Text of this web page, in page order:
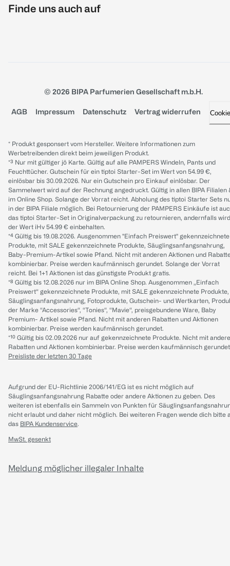
Finde uns auch auf
© 2026 BIPA Parfumerien Gesellschaft m.b.H.
AGB Impressum Datenschutz Vertrag widerrufen
* Produkt gesponsert vom Hersteller. Weitere Informationen zum
Werbetreibenden direkt beim jeweiligen Produkt.
*³ Nur mit gültiger jö Karte. Gültig auf alle PAMPERS Windeln, Pants und
Feuchttücher. Gutschein für ein tiptoi Starter-Set im Wert von 54.99 €,
einlösbar bis 30.09.2026. Nur ein Gutschein pro Einkauf einlösbar. Der
Sammelwert wird auf der Rechnung angedruckt. Gültig in allen BIPA Filialen
im Online Shop. Solange der Vorrat reicht. Abholung des tiptoi Starter Sets
in der BIPA Filiale möglich. Bei Retournierung der PAMPERS Einkäufe ist
das tiptoi Starter-Set in Originalverpackung zu retournieren, andernfalls wird
der Wert iHv 54.99 € einbehalten.
*⁴ Gültig bis 19.08.2026. Ausgenommen "Einfach Preiswert" gekennzeichnete
Produkte, mit SALE gekennzeichnete Produkte, Säuglingsanfangsnahrung,
Baby-Premium-Artikel sowie Pfand. Nicht mit anderen Aktionen und
kombinierbar. Preise werden kaufmännisch gerundet. Solange der Vorrat
reicht. Bei 1+1 Aktionen ist das günstigste Produkt gratis.
*⁸ Gültig bis 12.08.2026 nur im BIPA Online Shop. Ausgenommen „Einfach
Preiswert“ gekennzeichnete Produkte, mit SALE gekennzeichnete Produkte,
Säuglingsanfangsnahrung, Fotoprodukte, Gutschein- und Wertkarten,
der Marke “Accessories“, “Tonies“, “Mavie“, preisgebundene Ware, Baby
Premium- Artikel sowie Pfand. Nicht mit anderen Rabatten und Aktionen
kombinierbar. Preise werden kaufmännisch gerundet.
*¹⁰ Gültig bis 02.09.2026 nur auf gekennzeichnete Produkte. Nicht mit
Rabatten und Aktionen kombinierbar. Preise werden kaufmännisch
Preisliste der letzten 30 Tage
Aufgrund der EU-Richtlinie 2006/141/EG ist es nicht möglich auf
Säuglingsanfangsnahrung Rabatte oder andere Aktionen zu geben. Des
weiteren ist ebenfalls ein Sammeln von Punkten für
nicht erlaubt und daher nicht möglich. Bei weiteren Fragen wende dich bitte
das BIPA Kundenservice.
MwSt. gesenkt
Meldung möglicher illegaler Inhalte